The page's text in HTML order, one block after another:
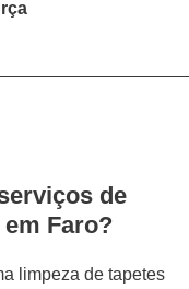
de
Faro?
limpeza de tapetes